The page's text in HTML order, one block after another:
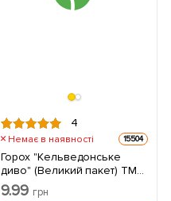
4
Немає в наявності 15504
Горох "Кельведонське
диво" (Великий пакет) ТМ
"Весна" 20г
9.99 грн